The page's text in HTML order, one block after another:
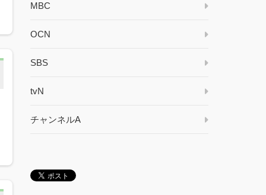
MBC
OCN
SBS
tvN
チャンネルA